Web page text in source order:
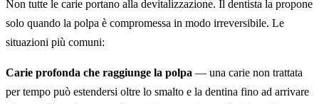
Non tutte le carie portano alla devitalizzazione. Il dentista la propone
solo quando la polpa è compromessa in modo irreversibile. Le
situazioni più comuni:
Carie profonda che raggiunge la polpa — una carie non trattata
per tempo può estendersi oltre lo smalto e la dentina fino ad arrivare